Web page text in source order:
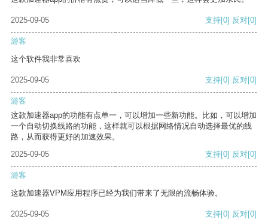
2025-09-05 支持[0] 反对[0]
游客
这个软件我非常喜欢
2025-09-05 支持[0] 反对[0]
游客
这款加速器app的功能有点单一，可以增加一些新功能。比如，可以增加
一个自动切换线路的功能，这样就可以根据网络情况自动选择最优的线
路，从而获得更好的加速效果。
2025-09-05
支持[0] 反对[0]
游客
这款加速器VPM应用程序已经为我们带来了无限的流畅体验。
2025-09-05 支持[0] 反对[0]